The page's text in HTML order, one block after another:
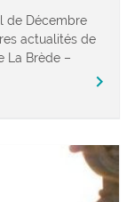
de Décembre
actualités de
La Brède –
keyboard_arrow_right